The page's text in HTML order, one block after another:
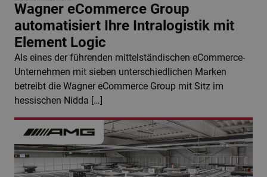
Wagner eCommerce Group
automatisiert Ihre Intralogistik mit
Element Logic
Als eines der führenden mittelständischen eCommerce-
Unternehmen mit sieben unterschiedlichen Marken
betreibt die Wagner eCommerce Group mit Sitz im
hessischen Nidda […]